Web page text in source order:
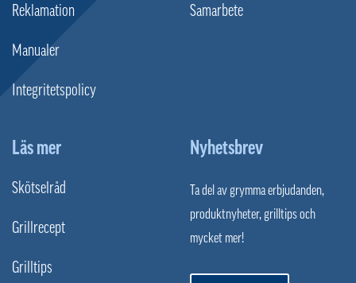
Reklamation
Manualer
Integritetspolicy
Samarbete
Läs mer
Skötselråd
Grillrecept
Grilltips
Nyhetsbrev
Ta del av grymma erbjudanden,
produktnyheter, grilltips och
mycket mer!